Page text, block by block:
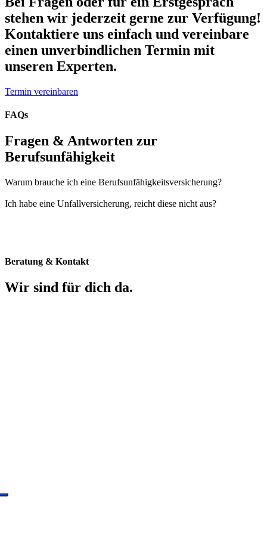
stehen wir jederzeit gerne zur Verfügung!
Kontaktiere uns einfach und vereinbare
einen unverbindlichen Termin mit
unseren Experten.
Termin vereinbaren
FAQs
Fragen & Antworten zur
Berufsunfähigkeit
Warum brauche ich eine Berufsunfähigkeitsversicherung?
Ich habe eine Unfallversicherung, reicht diese nicht aus?
Beratung & Kontakt
Wir sind für dich da.